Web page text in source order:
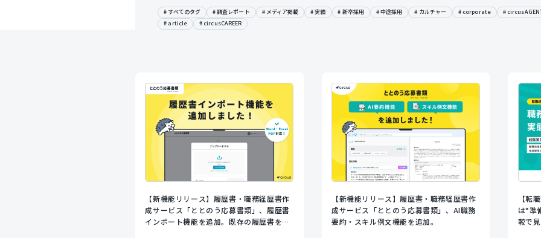
すべてのタグ 調査レポート メディア掲載 実績 新卒採用 中途採用 カルチャー corporate
article
circusCAREER
【新機能リリース】履歴書・職務経歴書作
成サービス「ととのう応募書類」、履歴書
インポート機能を追加。既存の履歴書をア
【新機能リリース】履歴書・職務経歴書作
成サービス「ととのう応募書類」、AI職務
要約・スキル例文機能を追加。
【転
は“準
較で